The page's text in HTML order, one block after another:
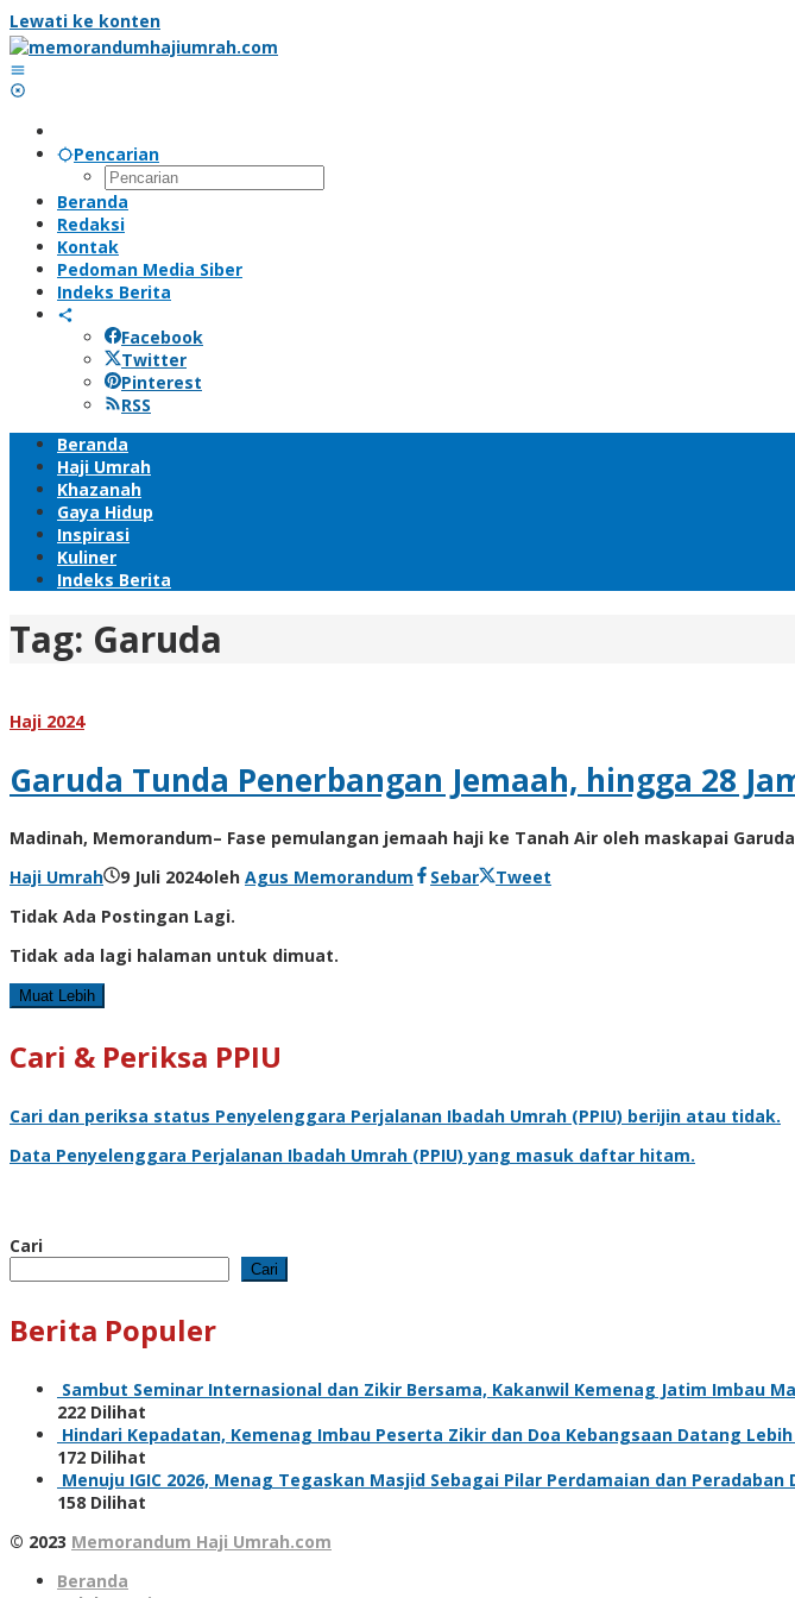
Lewati ke konten
Pencarian
Beranda
Redaksi
Kontak
Pedoman Media Siber
Indeks Berita
Facebook
Twitter
Pinterest
RSS
Beranda
Haji Umrah
Khazanah
Gaya Hidup
Inspirasi
Kuliner
Indeks Berita
Tag: Garuda
Haji 2024
Garuda Tunda Penerbangan Jemaah, hingga 28
Madinah, Memorandum– Fase pemulangan jemaah haji ke Tanah Air oleh maskapai
Haji Umrah
9 Juli 2024oleh Agus Memorandum Sebar
Tweet
Tidak Ada Postingan Lagi.
Tidak ada lagi halaman untuk dimuat.
Muat Lebih
Cari & Periksa PPIU
Cari dan periksa status Penyelenggara Perjalanan Ibadah Umrah (PPIU) berijin atau tidak.
Data Penyelenggara Perjalanan Ibadah Umrah (PPIU) yang masuk daftar hitam.
Cari
Cari
Berita Populer
Sambut Seminar Internasional dan Zikir Bersama, Kakanwil Kemenag Jatim Imbau
222 Dilihat
Hindari Kepadatan, Kemenag Imbau Peserta Zikir dan Doa Kebangsaan Datang
172 Dilihat
Menuju IGIC 2026, Menag Tegaskan Masjid Sebagai Pilar Perdamaian dan Peradaban
158 Dilihat
© 2023 Memorandum Haji Umrah.com
Beranda